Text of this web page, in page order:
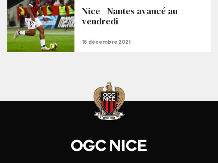
Nice - Nantes avancé au
vendredi